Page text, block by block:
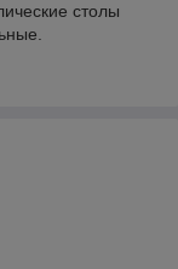
столы